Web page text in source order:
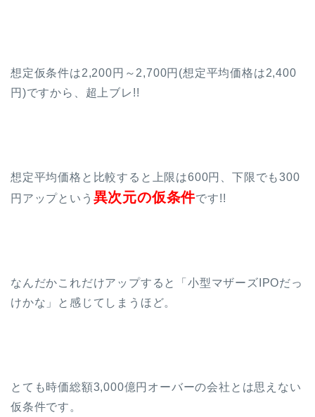
想定仮条件は2,200円～2,700円(想定平均価格は2,400
円)ですから、超上ブレ!!
想定平均価格と比較すると上限は600円、下限でも300
円アップという 異次元の仮条件です!!
なんだかこれだけアップすると「小型マザーズIPOだっ
けかな」と感じてしまうほど。
とても時価総額3,000億円オーバーの会社とは思えない
仮条件です。